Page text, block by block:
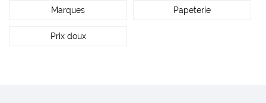
Marques Papeterie
Prix doux